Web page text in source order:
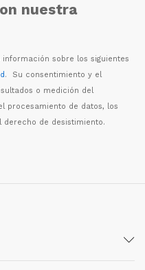
nuestra
información sobre los siguientes
. Su consentimiento y el
o medición del
procesamiento de datos, los
derecho de desistimiento.